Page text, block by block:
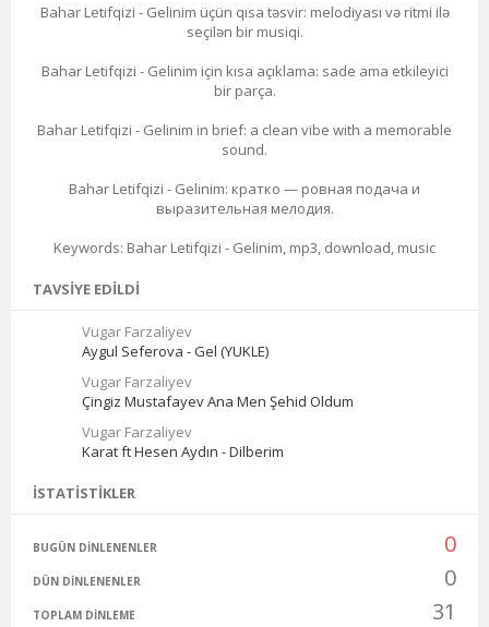
Bahar Letifqizi - Gelinim üçün qısa təsvir: melodiyası və ritmi ilə
seçilən bir musiqi.
Bahar Letifqizi - Gelinim için kısa açıklama: sade ama etkileyici
bir parça.
Bahar Letifqizi - Gelinim in brief: a clean vibe with a memorable
sound.
Bahar Letifqizi - Gelinim: кратко — ровная подача и
выразительная мелодия.
Keywords: Bahar Letifqizi - Gelinim, mp3, download, music
TAVSIYE EDILDI
Vugar Farzaliyev
Aygul Seferova - Gel (YUKLE)
Vugar Farzaliyev
Çingiz Mustafayev Ana Men Şehid Oldum
Vugar Farzaliyev
Karat ft Hesen Aydın - Dilberim
İSTATISTIKLER
BUGÜN DINLENENLER 0
DÜN DINLENENLER 0
TOPLAM DINLEME 31